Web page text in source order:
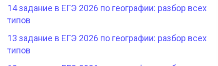
14 задание в ЕГЭ 2026 по географии: разбор всех
типов
13 задание в ЕГЭ 2026 по географии: разбор всех
типов